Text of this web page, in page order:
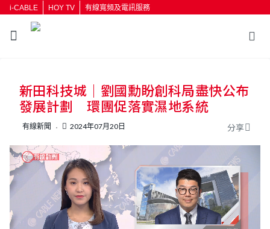
i-CABLE HOY TV 有線寬頻及電訊服務
按輸入鍵開始搜尋
新田科技城｜劉國勳盼創科局盡快公布
發展計劃 環團促落實濕地系統
有線新聞 2024年07月20日 分享